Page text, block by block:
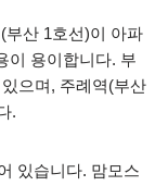
부산 1호선)이 아파
이 용이합니다. 부
으며, 주례역(부산
.
있습니다. 맘모스